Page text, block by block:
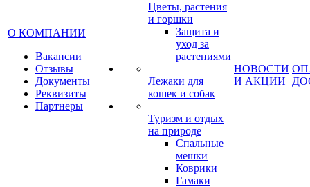
О КОМПАНИИ
Вакансии
Отзывы
Документы
Реквизиты
Партнеры
Цветы, растения
и горшки
Защита и
уход за
растениями
Лежаки для
кошек и собак
Туризм и отдых
на природе
Спальные
мешки
Коврики
Гамаки
НОВОСТИ
И АКЦИИ